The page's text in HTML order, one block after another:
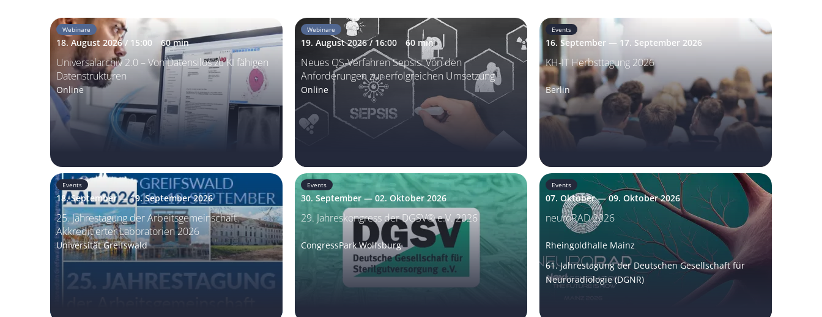
Webinare
18. August 2026 / 15:00 60 min
Universalarchiv 2.0 – Von Datensilos zu KI fähigen
Datenstrukturen
Online
Webinare
19. August 2026 / 16:00 60 min
Neues QS-Verfahren Sepsis: Von den
Anforderungen zur erfolgreichen Umsetzung
Online
Events
16. September — 17. September 2026
KH-IT Herbsttagung 2026
Berlin
Events
18. September — 19. September 2026
25. Jahrestagung der Arbeitsgemeinschaft
Akkreditierter Laboratorien 2026
Universität Greifswald
Events
30. September — 02. Oktober 2026
29. Jahreskongress der DGSV® e.V. 2026
CongressPark Wolfsburg
Events
07. Oktober — 09. Oktober 2026
neuroRAD 2026
Rheingoldhalle Mainz
61. Jahrestagung der Deutschen Gesellschaft für
Neuroradiologie (DGNR)